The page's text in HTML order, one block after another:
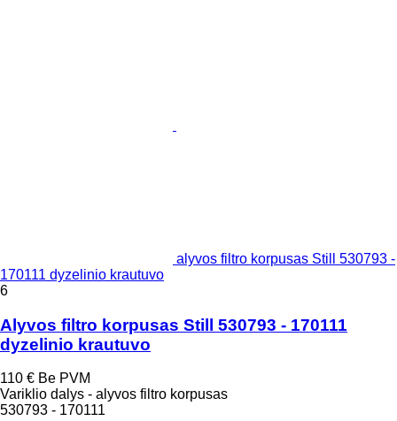
alyvos filtro korpusas Still 530793 -
170111 dyzelinio krautuvo
6
Alyvos filtro korpusas Still 530793 - 170111
dyzelinio krautuvo
110 € Be PVM
Variklio dalys - alyvos filtro korpusas
530793 - 170111